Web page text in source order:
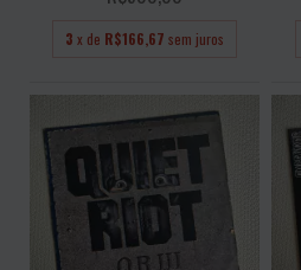
3 x de R$166,67 sem juros